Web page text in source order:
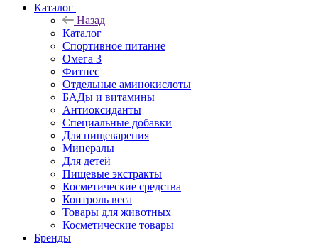
Каталог
Назад
Каталог
Спортивное питание
Омега 3
Фитнес
Отдельные аминокислоты
БАДы и витамины
Антиоксиданты
Специальные добавки
Для пищеварения
Минералы
Для детей
Пищевые экстракты
Косметические средства
Контроль веса
Товары для животных
Косметические товары
Бренды